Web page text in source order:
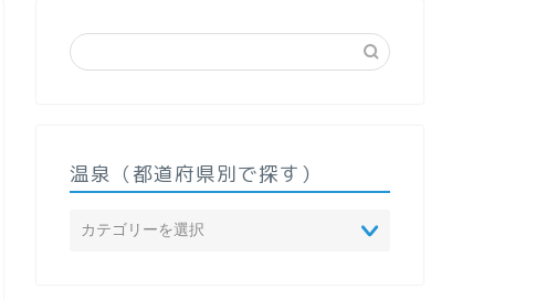
温泉（都道府県別で探す）